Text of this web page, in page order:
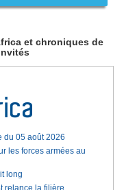
et chroniques de
du 05 août 2026
les forces armées au
long
relance la filière